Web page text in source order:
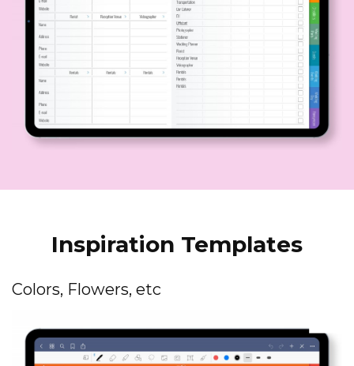
Inspiration Templates
Colors, Flowers, etc